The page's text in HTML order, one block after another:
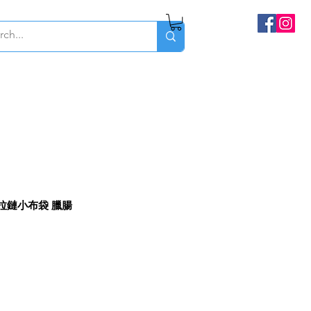
鏈小布袋 臘腸